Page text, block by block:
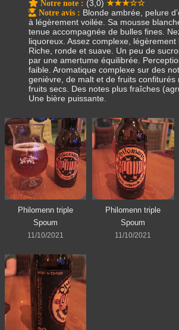
Notre note : (3,0) ★★★☆☆
Notre avis : Blonde ambrée, pelure
à légèrement voilée. Sa mousse
tenue accompagnée de bulles fines.
liquoreux. Assez complexe, légèrement
Riche, ronde et suave. Un peu de
par une amertume équilibrée.
faible. Aromatique complexe sur des
genièvre, de malt et de fruits confiturés
fruits secs. Des notes plus fraîches
Une bière puissante.
Philomenn triple
Spoum
11/10/2021
Philomenn triple
Spoum
11/10/2021